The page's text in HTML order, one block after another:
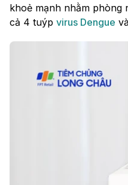
khoẻ mạnh nhằm phòng
cả 4 tuýp virus Dengue